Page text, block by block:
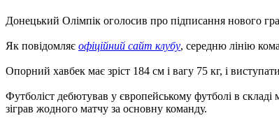
Донецький Олімпік оголосив про підписання нового
Як повідомляє офіційний сайт клубу, середню лінію
Опорний хавбек має зріст 184 см і вагу 75 кг, і
Футболіст дебютував у європейському футболі в
зіграв жодного матчу за основну команду.